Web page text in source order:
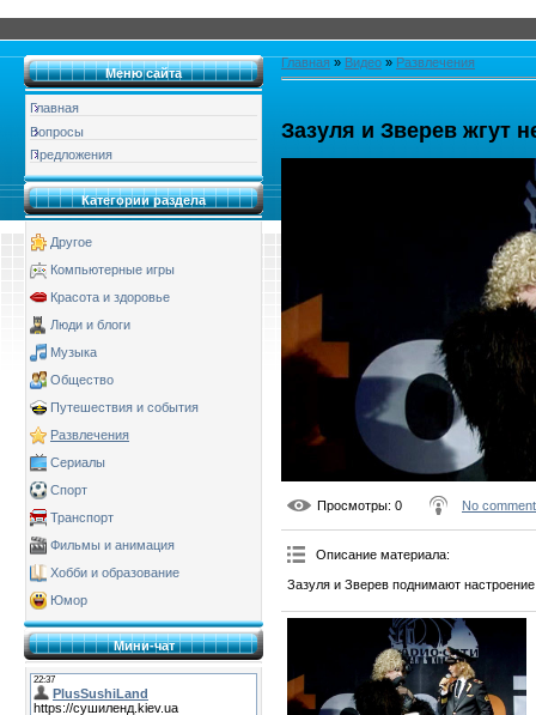
Меню сайта
Главная
Вопросы
Предложения
Категории раздела
Другое
Компьютерные игры
Красота и здоровье
Люди и блоги
Музыка
Общество
Путешествия и события
Развлечения
Сериалы
Спорт
Транспорт
Фильмы и анимация
Хобби и образование
Юмор
Мини-чат
Главная » Видео » Развлечения
Зазуля и Зверев жгут
Просмотры: 0 No
Описание материала:
Зазуля и Зверев поднимают